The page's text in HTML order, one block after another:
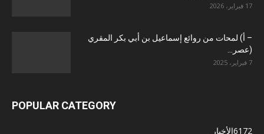
17 فبراير، 2026
– أ) لمحات من روائع إسماعيل بن أبي بكر المقري
(عصر...
7 فبراير، 2025
POPULAR CATEGORY
الأخبار6172